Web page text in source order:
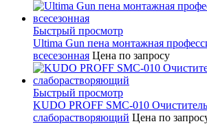
Быстрый просмотр
Ultima Gun пена монтажная
всесезонная Цена по запросу
Быстрый просмотр
KUDO PROFF SMC-010
слаборастворяющий Цена по